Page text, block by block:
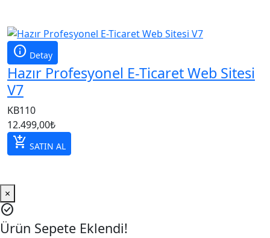
info Detay
Hazır Profesyonel E-Ticaret Web Sitesi
V7
KB110
12.499,00₺
add_shopping_cart SATIN AL
×
check_circle
Ürün Sepete Eklendi!